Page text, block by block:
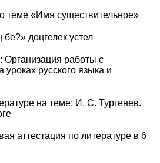
теме «Имя существительное»
бе?» дөңгелек үстел
работы с
русского языка и
на теме: И. С. Тургенев.
аттестация по литературе в 6